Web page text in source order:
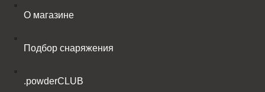
О магазине
Подбор снаряжения
.powderCLUB